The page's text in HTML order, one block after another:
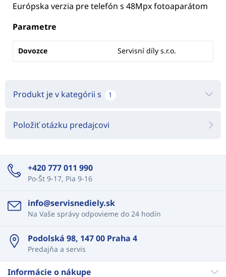
Európska verzia pre telefón s 48Mpx fotoaparátom
Parametre
Dovozce Servisní díly s.r.o.
Produkt je v kategórii s 1
Položiť otázku predajcovi
+420 777 011 990
Po-Št 9-17, Pia 9-16
info@servisnediely.sk
Na Vaše správy odpovieme do 24 hodín
Podolská 98, 147 00 Praha 4
Predajňa a servis
Informácie o nákupe